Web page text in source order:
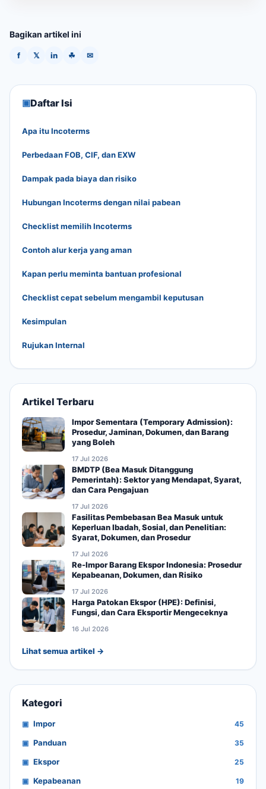
Bagikan artikel ini
f 𝕏 in ☘ ✉
▣Daftar Isi
Apa itu Incoterms
Perbedaan FOB, CIF, dan EXW
Dampak pada biaya dan risiko
Hubungan Incoterms dengan nilai pabean
Checklist memilih Incoterms
Contoh alur kerja yang aman
Kapan perlu meminta bantuan profesional
Checklist cepat sebelum mengambil keputusan
Kesimpulan
Rujukan Internal
Artikel Terbaru
Impor Sementara (Temporary Admission):
Prosedur, Jaminan, Dokumen, dan Barang
yang Boleh
17 Jul 2026
BMDTP (Bea Masuk Ditanggung
Pemerintah): Sektor yang Mendapat, Syarat,
dan Cara Pengajuan
17 Jul 2026
Fasilitas Pembebasan Bea Masuk untuk
Keperluan Ibadah, Sosial, dan Penelitian:
Syarat, Dokumen, dan Prosedur
17 Jul 2026
Re-Impor Barang Ekspor Indonesia: Prosedur
Kepabeanan, Dokumen, dan Risiko
17 Jul 2026
Harga Patokan Ekspor (HPE): Definisi,
Fungsi, dan Cara Eksportir Mengeceknya
16 Jul 2026
Lihat semua artikel →
Kategori
Impor 45
Panduan 35
Ekspor 25
Kepabeanan 19